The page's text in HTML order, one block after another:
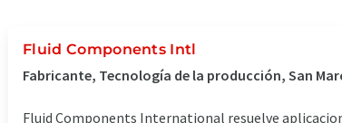
Fluid Components Intl
Fabricante, Tecnología de la producción, San
Fluid Components International resuelve